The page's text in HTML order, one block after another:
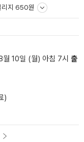
리지 650원
10일 (월) 아침 7시 출
)